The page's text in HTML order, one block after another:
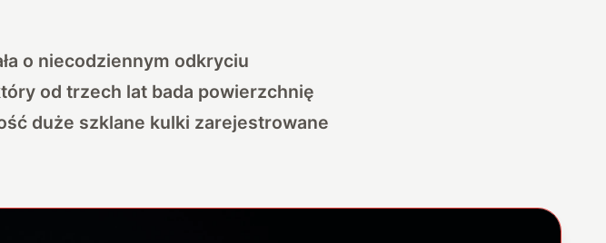
o niecodziennym odkryciu
od trzech lat bada powierzchnię
duże szklane kulki zarejestrowane